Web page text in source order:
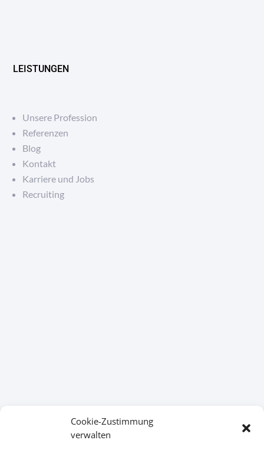
Cookie-Zustimmung
verwalten
LEISTUNGEN
Unsere Profession
Referenzen
Blog
Kontakt
Karriere und Jobs
Recruiting